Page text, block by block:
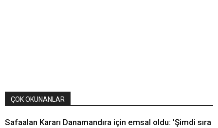
ÇOK OKUNANLAR
Safaalan Kararı Danamandıra için emsal oldu: 'Şimdi sıra